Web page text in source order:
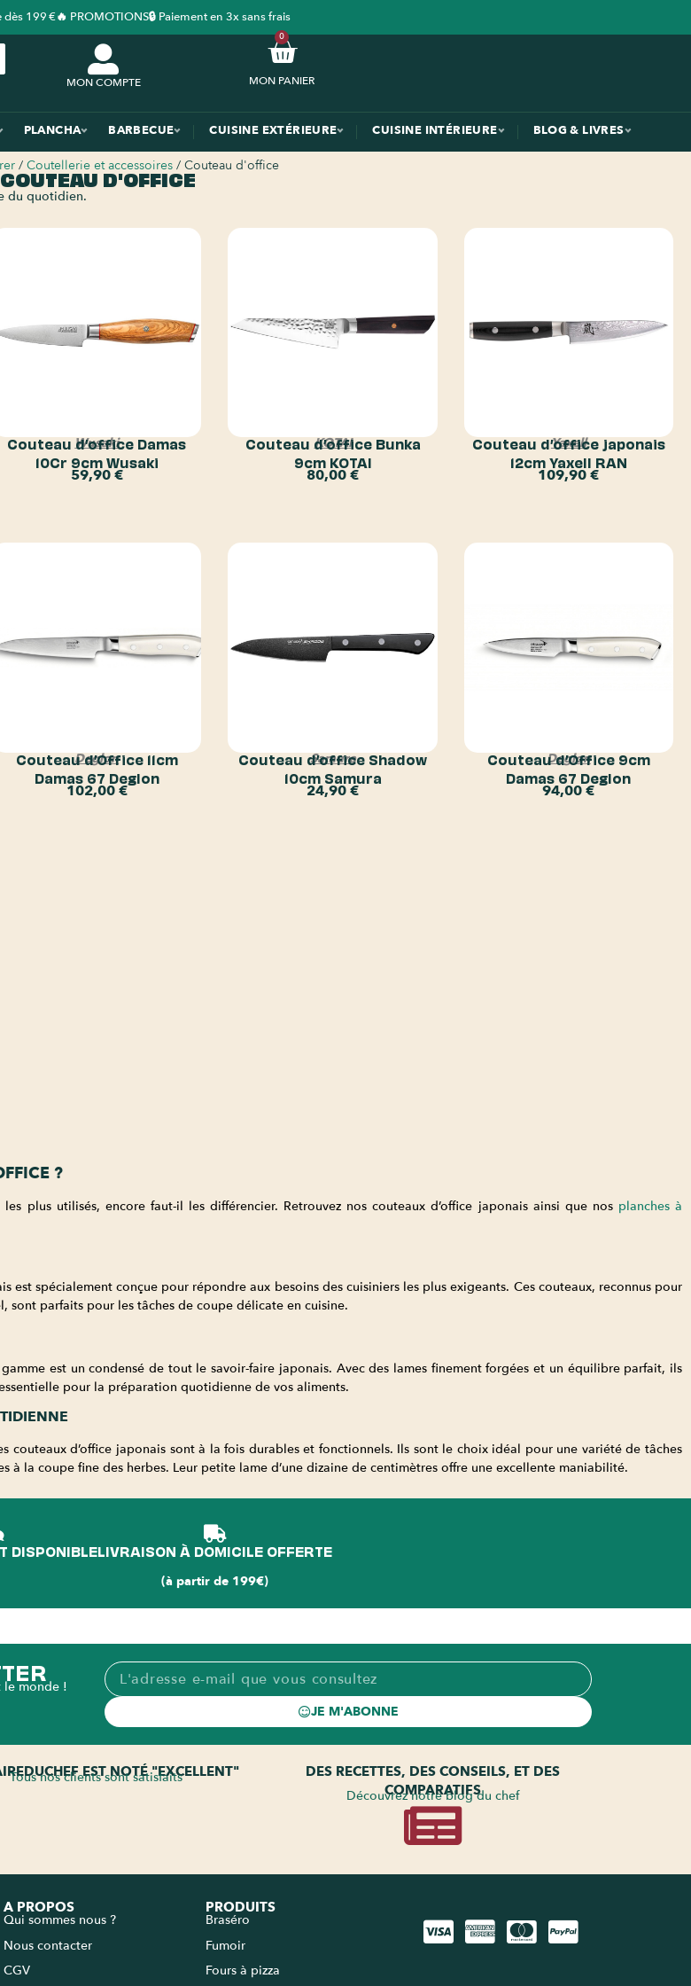
dès 199 €🔥 PROMOTIONS🔒 Paiement en 3x sans frais
MON COMPTE
0
PLANCHA BARBECUE CUISINE EXTÉRIEURE CUISINE INTÉRIEURE BLOG & LIVRES
/ Coutellerie et accessoires/ Couteau d'office
COUTEAU D'OFFICE
du quotidien.
Wusaki
Couteau d’office Damas
10Cr 9cm Wusaki
59,90€
KOTAI
Couteau d’office Bunka
9cm KOTAI
80,00€
Yaxell
Couteau d’office japonais
12cm Yaxell RAN
109,90€
Deglon
Couteau d’Office 11cm
Damas 67 Deglon
102,00€
Samura
Couteau d’office Shadow
10cm Samura
24,90€
Deglon
Couteau d’Office 9cm
Damas 67 Deglon
94,00€
?
plus utilisés, encore faut-il les différencier. Retrouvez nos couteaux d’office japonais ainsi que nos planches à
est spécialement conçue pour répondre aux besoins des cuisiniers les plus exigeants. Ces couteaux, reconnus pour
sont parfaits pour les tâches de coupe délicate en cuisine.
est un condensé de tout le savoir-faire japonais. Avec des lames finement forgées et un équilibre parfait, ils
pour la préparation quotidienne de vos aliments.
couteaux d’office japonais sont à la fois durables et fonctionnels. Ils sont le choix idéal pour une variété de tâches
à la coupe fine des herbes. Leur petite lame d’une dizaine de centimètres offre une excellente maniabilité.
DISPONIBLELIVRAISON À DOMICILE OFFERTE
(à partir de 199€)
le monde !
JE M'ABONNE
EST NOTÉ "EXCELLENT"
Tous nos clients sont satisfaits
DES RECETTES, DES CONSEILS, ET DES
COMPARATIFS
Découvrez notre blog du chef
A PROPOS
Qui sommes nous ?
Nous contacter
CGV
PRODUITS
Braséro
Fumoir
Fours à pizza